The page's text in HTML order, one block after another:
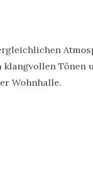
Tönen
Wohnhalle.